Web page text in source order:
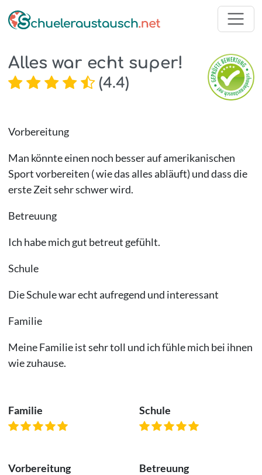
Alles war echt super!
(4.4)
Vorbereitung
Man könnte einen noch besser auf amerikanischen
Sport vorbereiten ( wie das alles abläuft) und dass die
erste Zeit sehr schwer wird.
Betreuung
Ich habe mich gut betreut gefühlt.
Schule
Die Schule war echt aufregend und interessant
Familie
Meine Familie ist sehr toll und ich fühle mich bei ihnen
wie zuhause.
Familie Schule
Vorbereitung Betreuung